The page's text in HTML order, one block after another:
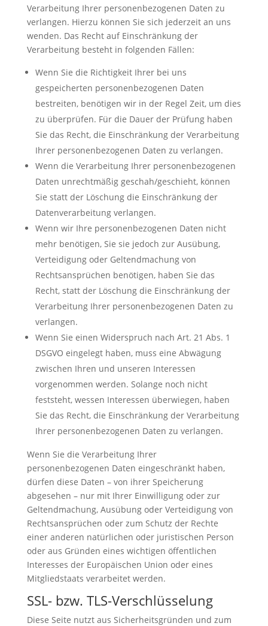
Verarbeitung Ihrer personenbezogenen Daten zu
verlangen. Hierzu können Sie sich jederzeit an uns
wenden. Das Recht auf Einschränkung der
Verarbeitung besteht in folgenden Fällen:
Wenn Sie die Richtigkeit Ihrer bei uns
gespeicherten personenbezogenen Daten
bestreiten, benötigen wir in der Regel Zeit, um dies
zu überprüfen. Für die Dauer der Prüfung haben
Sie das Recht, die Einschränkung der Verarbeitung
Ihrer personenbezogenen Daten zu verlangen.
Wenn die Verarbeitung Ihrer personenbezogenen
Daten unrechtmäßig geschah/geschieht, können
Sie statt der Löschung die Einschränkung der
Datenverarbeitung verlangen.
Wenn wir Ihre personenbezogenen Daten nicht
mehr benötigen, Sie sie jedoch zur Ausübung,
Verteidigung oder Geltendmachung von
Rechtsansprüchen benötigen, haben Sie das
Recht, statt der Löschung die Einschränkung der
Verarbeitung Ihrer personenbezogenen Daten zu
verlangen.
Wenn Sie einen Widerspruch nach Art. 21 Abs. 1
DSGVO eingelegt haben, muss eine Abwägung
zwischen Ihren und unseren Interessen
vorgenommen werden. Solange noch nicht
feststeht, wessen Interessen überwiegen, haben
Sie das Recht, die Einschränkung der Verarbeitung
Ihrer personenbezogenen Daten zu verlangen.
Wenn Sie die Verarbeitung Ihrer
personenbezogenen Daten eingeschränkt haben,
dürfen diese Daten – von ihrer Speicherung
abgesehen – nur mit Ihrer Einwilligung oder zur
Geltendmachung, Ausübung oder Verteidigung von
Rechtsansprüchen oder zum Schutz der Rechte
einer anderen natürlichen oder juristischen Person
oder aus Gründen eines wichtigen öffentlichen
Interesses der Europäischen Union oder eines
Mitgliedstaats verarbeitet werden.
SSL- bzw. TLS-Verschlüsselung
Diese Seite nutzt aus Sicherheitsgründen und zum